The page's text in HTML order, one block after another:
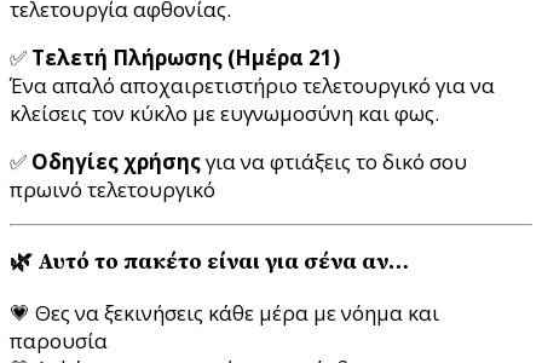
τελετουργία αφθονίας.
✅ Τελετή Πλήρωσης (Ημέρα 21)
Ένα απαλό αποχαιρετιστήριο τελετουργικό για να
κλείσεις τον κύκλο με ευγνωμοσύνη και φως.
✅ Οδηγίες χρήσηςγια να φτιάξεις το δικό σου
πρωινό τελετουργικό
🌿 Αυτό το πακέτο είναι για σένα αν…
💗 Θες να ξεκινήσεις κάθε μέρα με νόημα και
παρουσία